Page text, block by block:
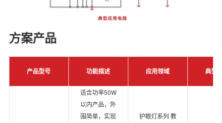
方案产品
产品型号 功能描述 应用领域 典型
适合功率50W
以内产品，外
围简单，实现
护眼灯系列 教